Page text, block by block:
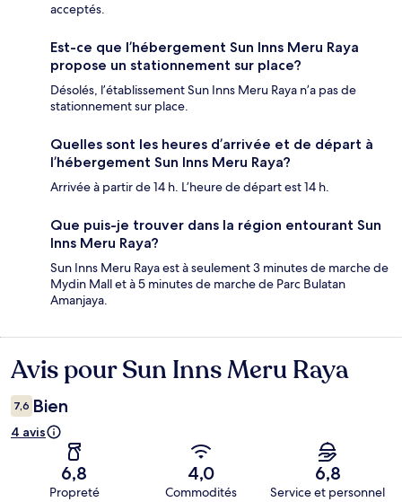
acceptés.
Est-ce que l’hébergement Sun Inns Meru Raya
propose un stationnement sur place?
Désolés, l’établissement Sun Inns Meru Raya n’a pas de
stationnement sur place.
Quelles sont les heures d’arrivée et de départ à
l’hébergement Sun Inns Meru Raya?
Arrivée à partir de 14 h. L’heure de départ est 14 h.
Que puis-je trouver dans la région entourant Sun
Inns Meru Raya?
Sun Inns Meru Raya est à seulement 3 minutes de marche de
Mydin Mall et à 5 minutes de marche de Parc Bulatan
Amanjaya.
Avis
Avis pour Sun Inns Meru Raya
7,6 Bien
4 avis
6,8
Propreté
4,0
Commodités
6,8
Service et personnel